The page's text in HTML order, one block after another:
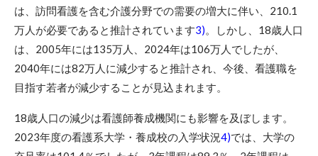
は、訪問看護を含む介護分野での需要の増大に伴い、210.1
万人が必要であると推計されています3)。しかし、18歳人口
は、2005年には135万人、2024年は106万人でしたが、
2040年には82万人に減少すると推計され、今後、看護職を
目指す若者が減少することが見込まれます。
18歳人口の減少は看護師養成機関にも影響を及ぼします。
2023年度の看護系大学・養成校の入学状況4)では、大学の